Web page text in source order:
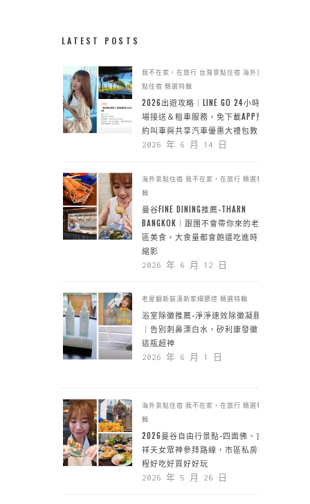
LATEST POSTS
我不在家，在旅行 台灣景點住宿 海外景
點住宿 精選特輯
2026出遊攻略｜LINE GO 24小時機
場接送＆租車服務，免下載APP預
約叫車與共享汽車優惠大禮包教學
2026 年 6 月 14 日
海外景點住宿 我不在家，在旅行 精選特
輯
曼谷FINE DINING推薦-THARN
BANGKOK｜跟團不會帶你來的老城
區美食，大食量都會飽還吃進時空
縮影
2026 年 6 月 12 日
老屋翻新裝潢新家細節控 精選特輯
浴室除黴推薦-淨淨速效除黴凝膠
｜告別刺鼻漂白水，矽利康發黴靠
這瓶超神
2026 年 6 月 1 日
海外景點住宿 我不在家，在旅行 精選特
輯
2026曼谷自由行景點-四面佛、吉
祥天女眾神參拜路線，市區私房行
程好吃好買好好玩
2026 年 5 月 26 日